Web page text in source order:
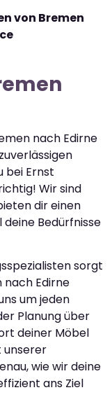
von Bremen
nach Edirne
bei Ernst
Wir sind
dir einen
Bedürfnisse
sorgt
nach Edirne
um jeden
Planung über
deiner Möbel
unserer
wie wir deine
ans Ziel